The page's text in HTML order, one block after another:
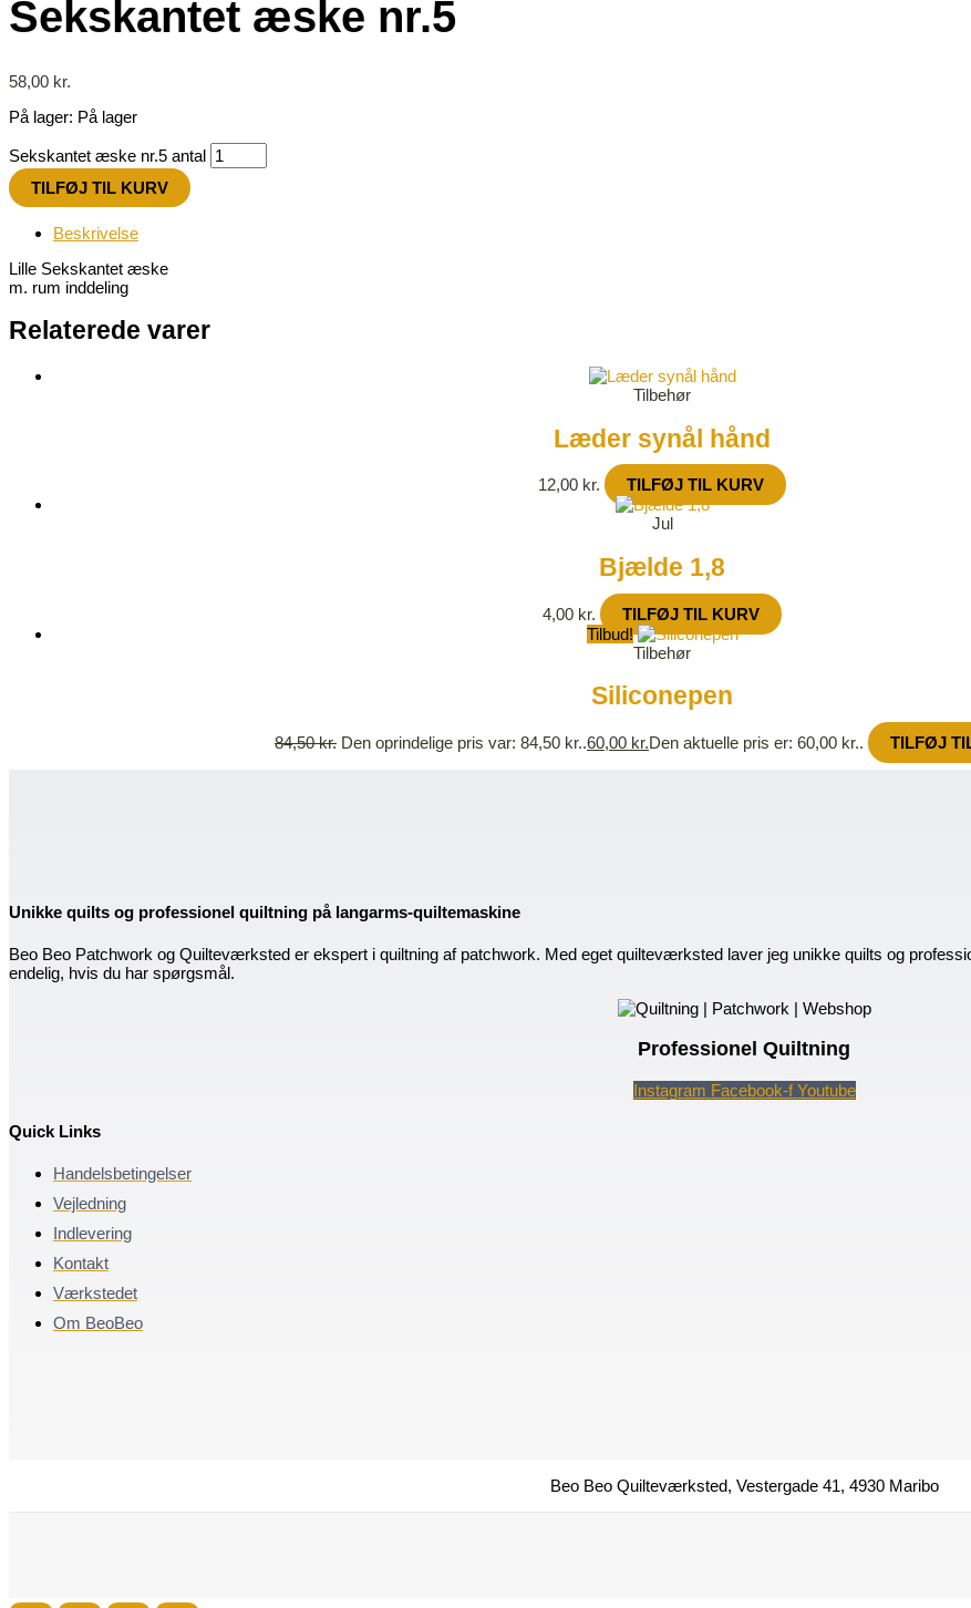
Sekskantet æske nr.5
58,00 kr.
På lager: På lager
Sekskantet æske nr.5 antal
TILFØJ TIL KURV
Beskrivelse
Lille Sekskantet æske
m. rum inddeling
Relaterede varer
Tilbehør
Læder synål hånd
12,00 kr. TILFØJ TIL KURV
Jul
Bjælde 1,8
4,00 kr.
TILFØJ TIL KURV
Tilbud!
Tilbehør
Siliconepen
84,50kr. Den oprindelige pris var: 84,50 kr..60,00 kr.Den aktuelle pris er: 60,00 kr.. TILFØJ
Unikke quilts og professionel quiltning på langarms-quiltemaskine
Beo Beo Patchwork og Quilteværksted er ekspert i quiltning af patchwork. Med eget quilteværksted laver jeg unikke quilts og
endelig, hvis du har spørgsmål.
Professionel Quiltning
Instagram Facebook-f Youtube
Quick Links
Handelsbetingelser
Vejledning
Indlevering
Kontakt
Værkstedet
Om BeoBeo
Beo Beo Quilteværksted, Vestergade 41, 4930 Maribo